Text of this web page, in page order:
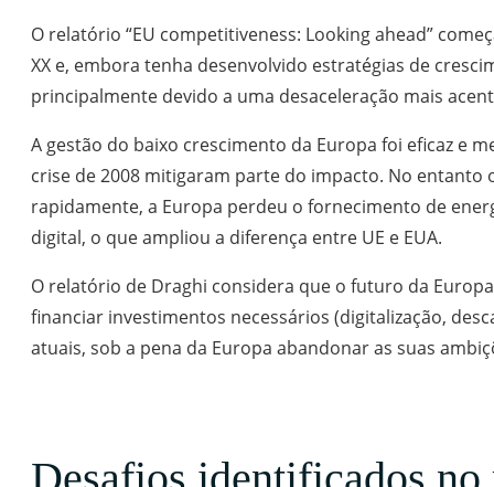
O relatório “EU competitiveness: Looking ahead”
XX e, embora tenha desenvolvido estratégias de
principalmente devido a uma desaceleração mais
A gestão do baixo crescimento da Europa foi eficaz e
crise de 2008 mitigaram parte do impacto. No
rapidamente, a Europa perdeu o fornecimento de
digital, o que ampliou a diferença entre UE e EUA.
O relatório de Draghi considera que o futuro da
financiar investimentos necessários (digitalização,
atuais, sob a pena da Europa abandonar as suas